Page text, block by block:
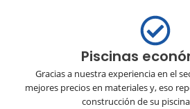
Piscinas
Gracias a nuestra experiencia en el
mejores precios en materiales y, eso
construcción de su